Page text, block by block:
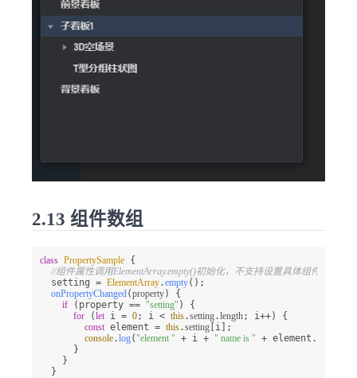
2.13 组件数组
class PropertySample {
//组件属性调用ElementArray.empty()初始化，不支持设置具体组件作为默
  setting =
ElementArray.empty();
onPropertyChanged(property) {
if (property == "setting" ) {
for (let i = 0; i < this.setting.length; i++) {
const element = this.setting [i];
console.log("element " + i + " name is " + element.
      }
    }
  }